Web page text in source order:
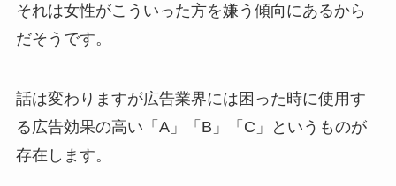
それは女性がこういった方を嫌う傾向にあるから
だそうです。
話は変わりますが広告業界には困った時に使用す
る広告効果の高い「A」「B」「C」というものが
存在します。